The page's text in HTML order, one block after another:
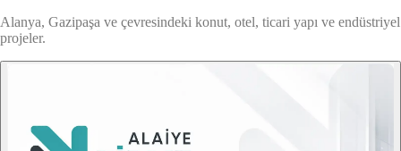
Alanya, Gazipaşa ve çevresindeki konut, otel, ticari yapı ve endüstriyel
projeler.